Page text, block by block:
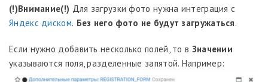
(!)Внимание(!) Для загрузки фото нужна интеграция с
Яндекс диском. Без него фото не будут загружаться.
Если нужно добавить несколько полей, то в Значении
указываются поля, разделенные запятой. Например: